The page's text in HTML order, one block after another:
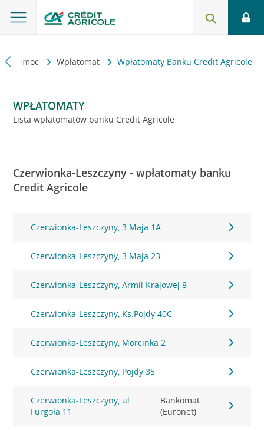
i pomoc Wpłatomat Wpłatomaty Banku Credit Agricole
WPŁATOMATY
Lista wpłatomatów banku Credit Agricole
Czerwionka-Leszczyny - wpłatomaty banku
Credit Agricole
Czerwionka-Leszczyny, 3 Maja 1A
Czerwionka-Leszczyny, 3 Maja 23
Czerwionka-Leszczyny, Armii Krajowej 8
Czerwionka-Leszczyny, Ks.Pojdy 40C
Czerwionka-Leszczyny, Morcinka 2
Czerwionka-Leszczyny, Pojdy 35
Czerwionka-Leszczyny, ul.
Furgoła 11
Bankomat
(Euronet)